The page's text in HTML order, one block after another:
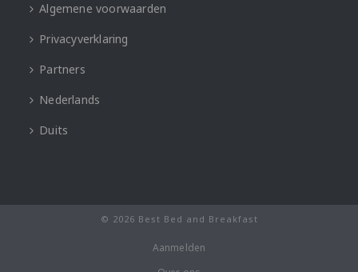
Algemene voorwaarden
Privacyverklaring
Partners
Nederlands
Duits
© 2026 Best Bed and Breakfast
Aanmelden